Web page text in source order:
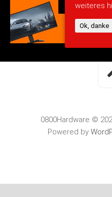
0800Hardware ©
Powered by
weiteres
Ok, danke